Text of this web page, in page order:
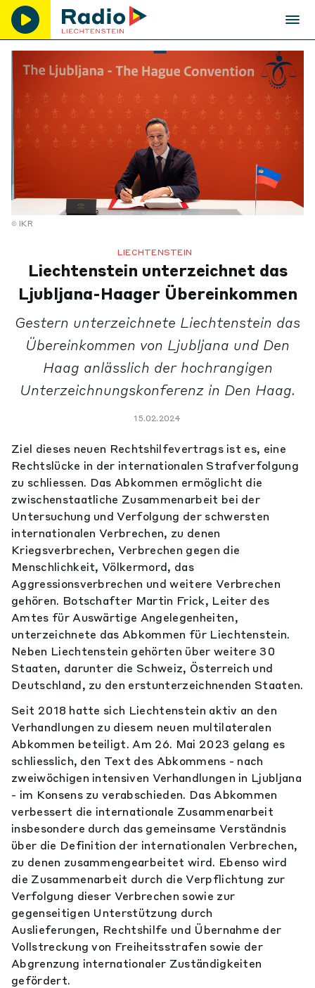
IKR
LIECHTENSTEIN
Liechtenstein unterzeichnet das
Ljubljana-Haager Übereinkommen
Gestern unterzeichnete Liechtenstein das
Übereinkommen von Ljubljana und Den
Haag anlässlich der hochrangigen
Unterzeichnungskonferenz in Den Haag.
15.02.2024
Ziel dieses neuen Rechtshilfevertrags ist es, eine
Rechtslücke in der internationalen Strafverfolgung
zu schliessen. Das Abkommen ermöglicht die
zwischenstaatliche Zusammenarbeit bei der
Untersuchung und Verfolgung der schwersten
internationalen Verbrechen, zu denen
Kriegsverbrechen, Verbrechen gegen die
Menschlichkeit, Völkermord, das
Aggressionsverbrechen und weitere Verbrechen
gehören. Botschafter Martin Frick, Leiter des
Amtes für Auswärtige Angelegenheiten,
unterzeichnete das Abkommen für Liechtenstein.
Neben Liechtenstein gehörten über weitere 30
Staaten, darunter die Schweiz, Österreich und
Deutschland, zu den erstunterzeichnenden Staaten.
Seit 2018 hatte sich Liechtenstein aktiv an den
Verhandlungen zu diesem neuen multilateralen
Abkommen beteiligt. Am 26. Mai 2023 gelang es
schliesslich, den Text des Abkommens - nach
zweiwöchigen intensiven Verhandlungen in Ljubljana
- im Konsens zu verabschieden. Das Abkommen
verbessert die internationale Zusammenarbeit
insbesondere durch das gemeinsame Verständnis
über die Definition der internationalen Verbrechen,
zu denen zusammengearbeitet wird. Ebenso wird
die Zusammenarbeit durch die Verpflichtung zur
Verfolgung dieser Verbrechen sowie zur
gegenseitigen Unterstützung durch
Auslieferungen, Rechtshilfe und Übernahme der
Vollstreckung von Freiheitsstrafen sowie der
Abgrenzung internationaler Zuständigkeiten
gefördert.